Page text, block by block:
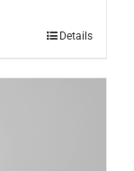
Details